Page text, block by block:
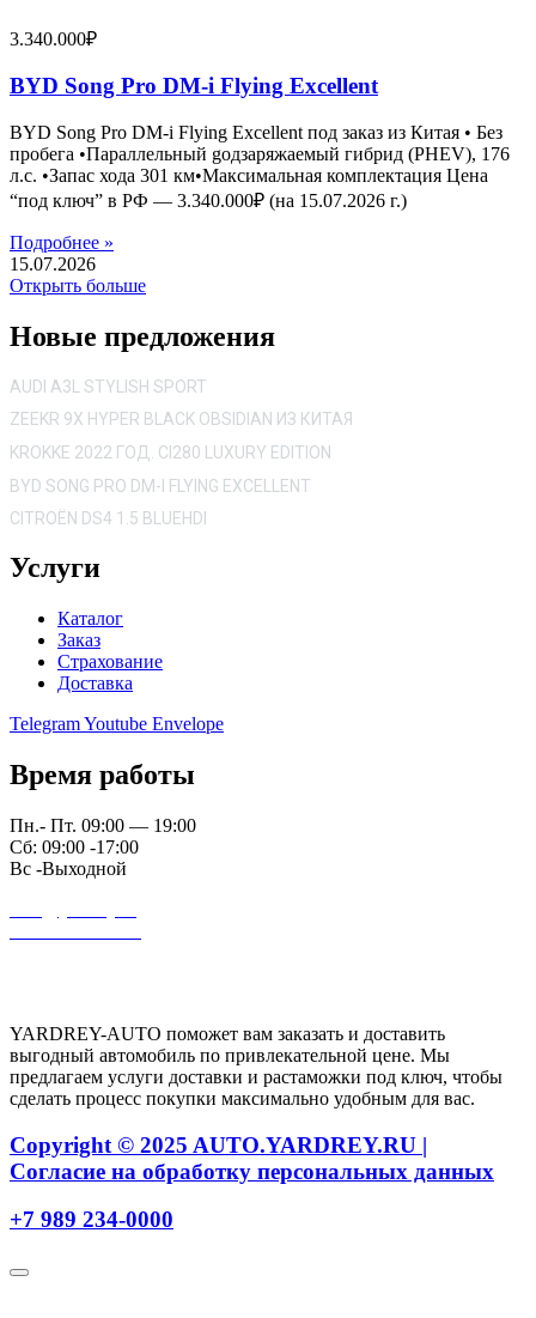
3.340.000₽
BYD Song Pro DM-i Flying Excellent
BYD Song Pro DM-i Flying Excellent под заказ из Китая • Без
пробега •Параллельный gодзаряжаемый гибрид (PHEV), 176
л.с. •Запас хода 301 км•Максимальная комплектация Цена
“под ключ” в РФ — 3.340.000₽ (на 15.07.2026 г.)
Подробнее »
15.07.2026
Открыть больше
Новые предложения
AUDI A3L STYLISH SPORT
ZEEKR 9X HYPER BLACK OBSIDIAN ИЗ КИТАЯ
KROKKE 2022 ГОД. CI280 LUXURY EDITION
BYD SONG PRO DM-I FLYING EXCELLENT
CITROËN DS4 1.5 BLUEHDI
Услуги
Каталог
Заказ
Страхование
Доставка
TelegramYoutube Envelope
Время работы
Пн.- Пт. 09:00 — 19:00
Сб: 09:00 -17:00
Вс -Выходной
YARDREY-AUTO поможет вам заказать и доставить
выгодный автомобиль по привлекательной цене. Мы
предлагаем услуги доставки и растаможки под ключ, чтобы
сделать процесс покупки максимально удобным для вас.
Copyright © 2025 AUTO.YARDREY.RU |
Cогласие на обработку персональных данных
+7 989 234-0000